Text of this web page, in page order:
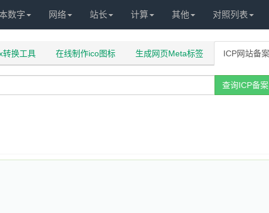
数字 网络 站长 计算 其他 对照列表
转换工具 在线制作ico图标 生成网页Meta标签 ICP网站备
查询ICP备案